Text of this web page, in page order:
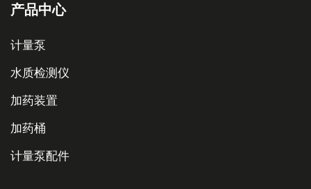
产品中心
计量泵
水质检测仪
加药装置
加药桶
计量泵配件